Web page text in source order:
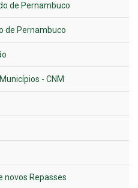
de Pernambuco
de Pernambuco
- CNM
novos Repasses